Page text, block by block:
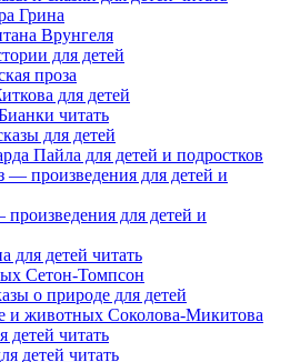
Грина
Врунгеля
для детей
проза
для детей
читать
для детей
Пайла для детей и подростков
― произведения для детей и
для детей и
для детей читать
Сетон-Томпсон
о природе для детей
и животных Соколова-Микитова
детей читать
детей читать